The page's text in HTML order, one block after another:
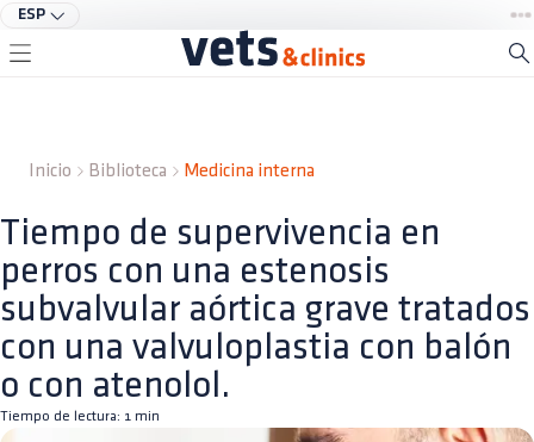
ESP
Inicio Biblioteca Medicina interna
Tiempo de supervivencia en
perros con una estenosis
subvalvular aórtica grave tratados
con una valvuloplastia con balón
o con atenolol.
Tiempo de lectura: 1 min